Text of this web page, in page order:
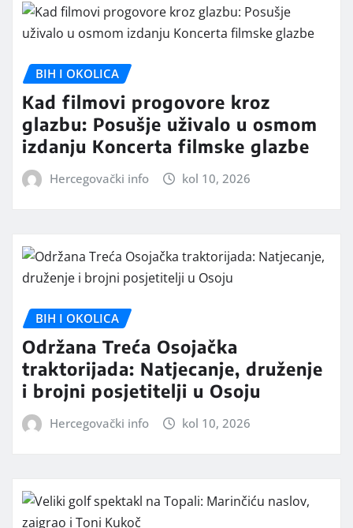
BIH I OKOLICA
Kad filmovi progovore kroz
glazbu: Posušje uživalo u osmom
izdanju Koncerta filmske glazbe
Hercegovački info kol 10, 2026
BIH I OKOLICA
Održana Treća Osojačka
traktorijada: Natjecanje, druženje
i brojni posjetitelji u Osoju
Hercegovački info kol 10, 2026